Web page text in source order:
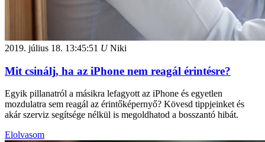
2019. július 18. 13:45:51 UNiki
Mit csinálj, ha az iPhone nem reagál érintésre?
Egyik pillanatról a másikra lefagyott az iPhone és egyetlen
mozdulatra sem reagál az érintőképernyő? Kövesd tippjeinket és
akár szerviz segítsége nélkül is megoldhatod a bosszantó hibát.
Elolvasom